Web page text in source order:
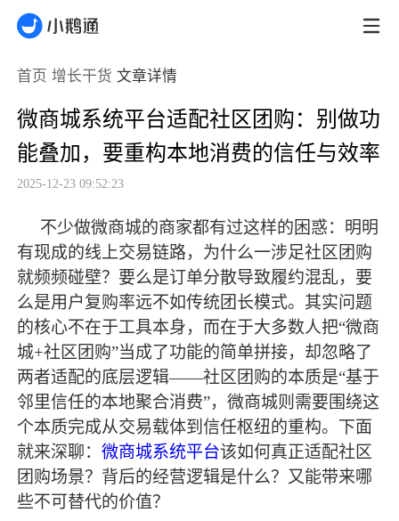
首页 增长干货 文章详情
微商城系统平台适配社区团购：别做功
能叠加，要重构本地消费的信任与效率
2025-12-23 09:52:23
不少做微商城的商家都有过这样的困惑：明明
有现成的线上交易链路，为什么一涉足社区团购
就频频碰壁？要么是订单分散导致履约混乱，要
么是用户复购率远不如传统团长模式。其实问题
的核心不在于工具本身，而在于大多数人把“微商
城+社区团购”当成了功能的简单拼接，却忽略了
两者适配的底层逻辑——社区团购的本质是“基于
邻里信任的本地聚合消费”，微商城则需要围绕这
个本质完成从交易载体到信任枢纽的重构。下面
就来深聊：微商城系统平台该如何真正适配社区
团购场景？背后的经营逻辑是什么？又能带来哪
些不可替代的价值？